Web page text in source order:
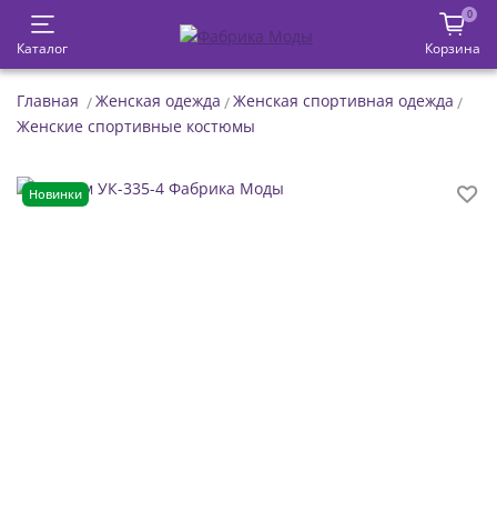
Каталог
0
Корзина
Главная Женская одежда
Женская спортивная одежда
Женские спортивные костюмы
Новинки